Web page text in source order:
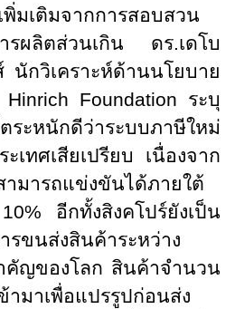
พิ่มเติมจากการสอบสวน
ารผลิตส่วนเกิน ดร.เดโบ
นักวิเคราะห์ด้านนโยบาย
Hinrich Foundation ระบุ
ระหนักดีว่าระบบภาษีใหม่
ะเทศเสียเปรียบ เนื่องจาก
มารถแข่งขันได้ภายใต้
อีกทั้งสิงคโปร์ยังเป็น
รขนส่งสินค้าระหว่าง
คัญของโลก สินค้าจำนวน
ามาเพื่อแปรรูปก่อนส่ง